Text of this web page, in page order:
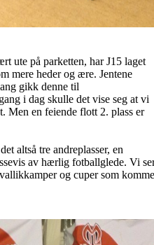
ute på parketten, har J15 laget
mere heder og ære. Jentene
gikk denne til
i dag skulle det vise seg at vi
Men en feiende flott 2. plass er
altså tre andreplasser, en
av hærlig fotballglede. Vi
og cuper som